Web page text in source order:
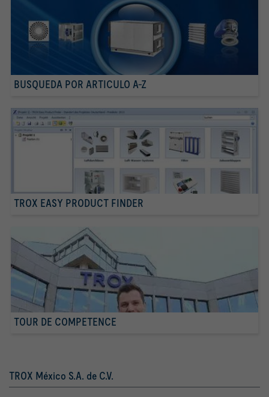
BUSQUEDA POR ARTICULO A-Z
TROX EASY PRODUCT FINDER
TOUR DE COMPETENCE
TROX México S.A. de C.V.